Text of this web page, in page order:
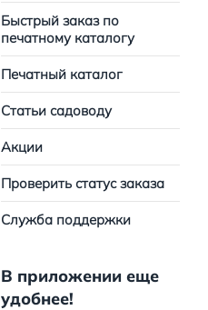
Быстрый заказ по
печатному каталогу
Печатный каталог
Статьи садоводу
Акции
Проверить статус заказа
Служба поддержки
В приложении еще
удобнее!